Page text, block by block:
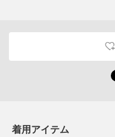
着用アイテム